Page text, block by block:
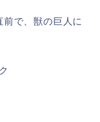
で、獣の巨人に